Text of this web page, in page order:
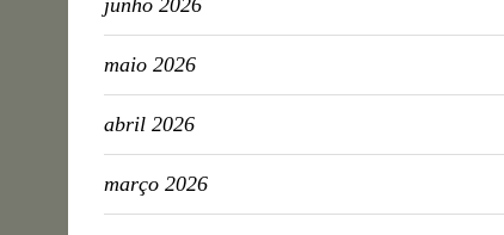
junho 2026
maio 2026
abril 2026
março 2026